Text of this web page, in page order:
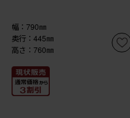
幅：790㎜
奥行：445㎜
高さ：760㎜